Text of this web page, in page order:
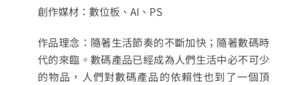
創作媒材：數位板、AI、PS
作品理念：隨著生活節奏的不斷加快；隨著數碼時
代的來臨。數碼產品已經成為人們生活中必不可少
的物品，人們對數碼產品的依賴性也到了一個頂